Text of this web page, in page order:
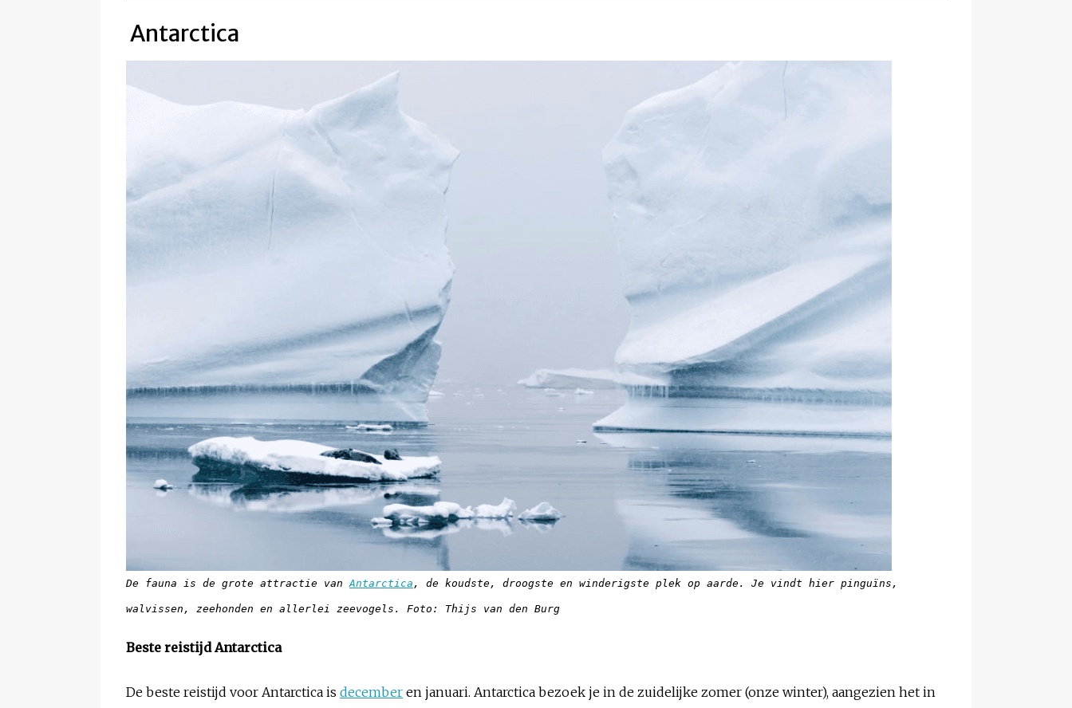
Antarctica
De fauna is de grote attractie van Antarctica , de koudste, droogste en winderigste plek op aarde. Je vindt hier pinguïns,
walvissen, zeehonden en allerlei zeevogels. Foto: Thijs van den Burg
Beste reistijd Antarctica
De beste reistijd voor Antarctica is december en januari. Antarctica bezoek je in de zuidelijke zomer (onze winter), aangezien het in